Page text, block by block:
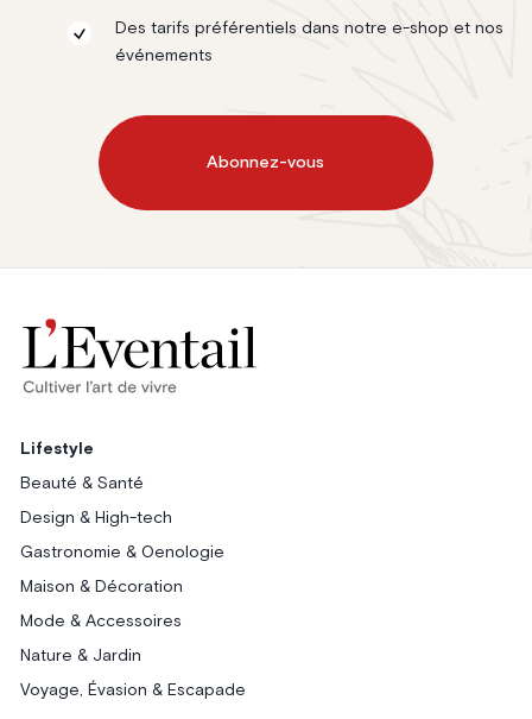
Des tarifs préférentiels dans notre e-shop et nos
événements
Abonnez-vous
Lifestyle
Beauté & Santé
Design & High-tech
Gastronomie & Oenologie
Maison & Décoration
Mode & Accessoires
Nature & Jardin
Voyage, Évasion & Escapade